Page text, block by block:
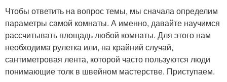
Чтобы ответить на вопрос темы, мы сначала определим
параметры самой комнаты. А именно, давайте научимся
рассчитывать площадь любой комнаты. Для этого нам
необходима рулетка или, на крайний случай,
сантиметровая лента, которой часто пользуются люди
понимающие толк в швейном мастерстве. Приступаем.